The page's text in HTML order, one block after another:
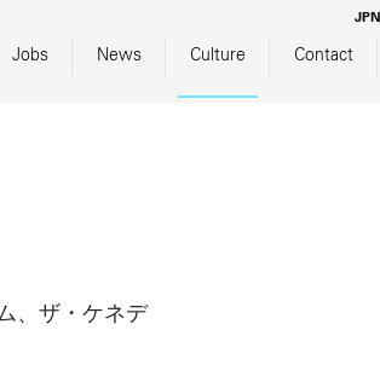
JPN
Jobs News Culture Contact
、ザ・ケネデ